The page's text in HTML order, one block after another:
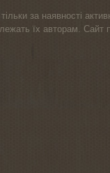
за наявності
їх авторам.